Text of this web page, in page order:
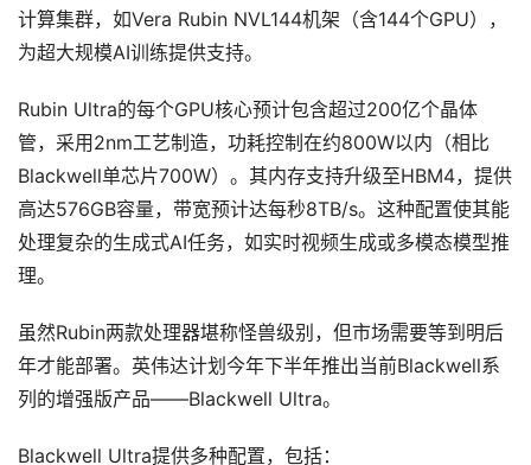
计算集群，如Vera Rubin NVL144机架（含144个GPU），
为超大规模AI训练提供支持。
Rubin Ultra的每个GPU核心预计包含超过200亿个晶体
管，采用2nm工艺制造，功耗控制在约800W以内（相比
Blackwell单芯片700W）。其内存支持升级至HBM4，提供
高达576GB容量，带宽预计达每秒8TB/s。这种配置使其能
处理复杂的生成式AI任务，如实时视频生成或多模态模型推
理。
虽然Rubin两款处理器堪称怪兽级别，但市场需要等到明后
年才能部署。英伟达计划今年下半年推出当前Blackwell系
列的增强版产品——Blackwell Ultra。
Blackwell Ultra提供多种配置，包括：